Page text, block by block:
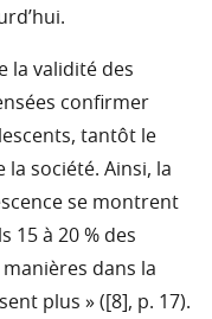
la validité des
confirmer
tantôt le
la société. Ainsi, la
se montrent
15 à 20 % des
dans la
plus » ([8], p. 17).